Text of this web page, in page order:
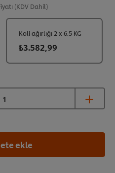
(KDV Dahil)
Koli ağırlığı 2 x 6.5 KG
₺3.582,99
ekle